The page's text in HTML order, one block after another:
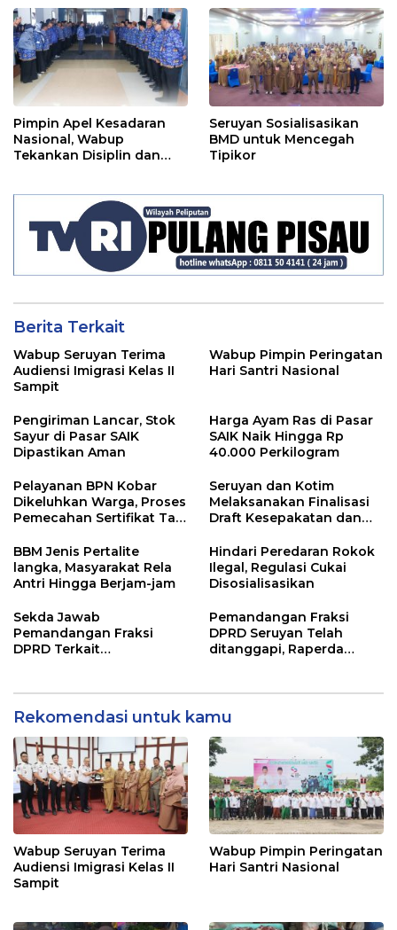
2024
Pimpin Apel Kesadaran
Nasional, Wabup
Tekankan Disiplin dan
Seruyan Sosialisasikan
BMD untuk Mencegah
Tipikor
Berita Terkait
Wabup Seruyan Terima
Audiensi Imigrasi Kelas II
Sampit
Wabup Pimpin Peringatan
Hari Santri Nasional
Pengiriman Lancar, Stok
Sayur di Pasar SAIK
Dipastikan Aman
Harga Ayam Ras di Pasar
SAIK Naik Hingga Rp
40.000 Perkilogram
Pelayanan BPN Kobar
Dikeluhkan Warga, Proses
Pemecahan Sertifikat Tak
Seruyan dan Kotim
Melaksanakan Finalisasi
Draft Kesepakatan dan
BBM Jenis Pertalite
langka, Masyarakat Rela
Antri Hingga Berjam-jam
Hindari Peredaran Rokok
Ilegal, Regulasi Cukai
Disosialisasikan
Sekda Jawab
Pemandangan Fraksi
DPRD Terkait
2024
Pemandangan Fraksi
DPRD Seruyan Telah
ditanggapi, Raperda
Rekomendasi untuk kamu
Wabup Seruyan Terima
Audiensi Imigrasi Kelas II
Sampit
Wabup Pimpin Peringatan
Hari Santri Nasional